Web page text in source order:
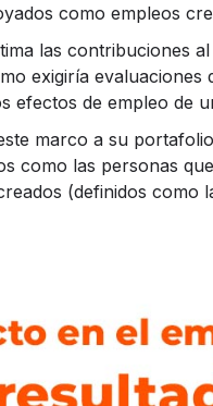
como empleos
las contribuciones
exigiría
efectos de empleo de
marco a su
como las personas
(definidos como